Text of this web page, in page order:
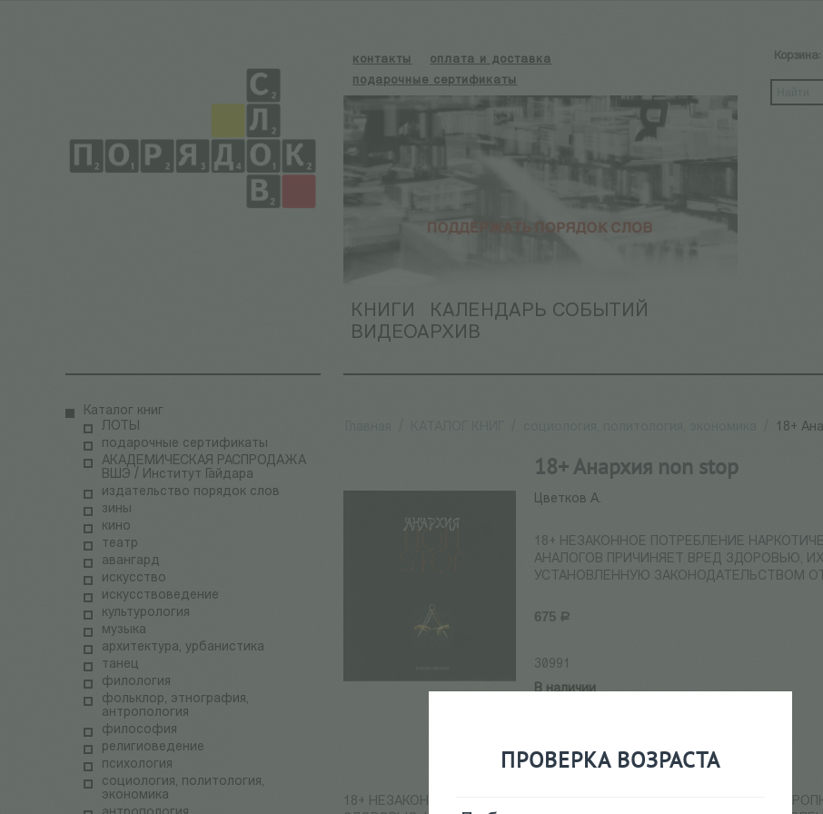
ПРОВЕРКА ВОЗРАСТА
контакты
оплата и доставка
подарочные сертификаты
КНИГИ
КАЛЕНДАРЬ СОБЫТИЙ
ВИДЕОАРХИВ
Корзина:
Каталог книг
ЛОТЫ
подарочные сертификаты
АКАДЕМИЧЕСКАЯ РАСПРОДАЖА
ВШЭ / Институт Гайдара
издательство порядок слов
зины
кино
театр
авангард
искусство
искусствоведение
культурология
музыка
архитектура, урбанистика
танец
филология
фольклор, этнография,
антропология
философия
религиоведение
психология
социология, политология,
экономика
18+
18+ Анархия non stop
Цветков А.
18+ НЕЗАКОННОЕ ПОТРЕБЛЕНИЕ
АНАЛОГОВ ПРИЧИНЯЕТ ВРЕД ЗДОРОВЬЮ,
УСТАНОВЛЕННУЮ ЗАКОНОДАТЕЛЬСТВОМ
675 Р
30991
В наличии
18+ НЕЗАКОННОЕ ПОТРЕБЛЕНИЕ НАРКОТИЧЕСКИХ СРЕДСТВ,